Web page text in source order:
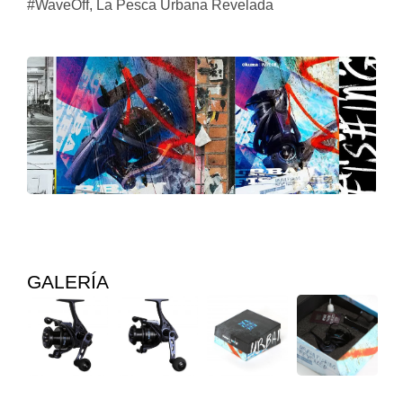
#WaveOff, La Pesca Urbana Revelada
GALERÍA